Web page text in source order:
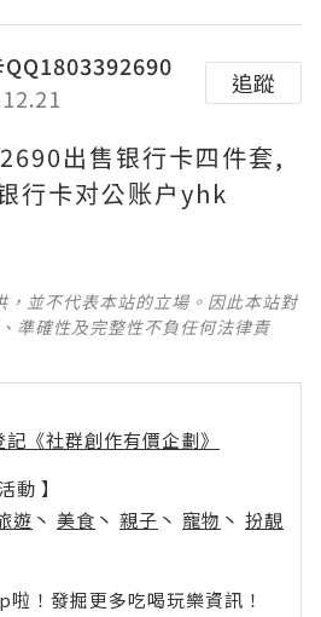
追蹤
出售银行卡四件套,
行卡对公账户yhk
，並不代表本站的立場。因此本站對
準確性及完整性不負任何法律責
記《社群創作有價企劃》
動 】
遊 丶 美食 丶 親子 丶 寵物 丶 扮靚
！發掘更多吃喝玩樂資訊！